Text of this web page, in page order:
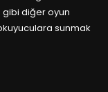
gibi diğer oyun
sunmak